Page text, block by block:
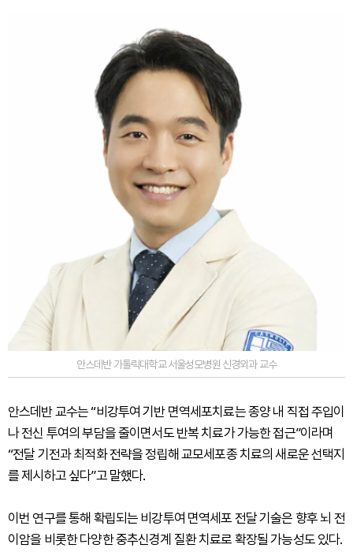
안스데반 가톨릭대학교 서울성모병원 신경외과 교수
안스데반 교수는 “비강투여 기반 면역세포치료는 종양 내 직접 주입이
나 전신 투여의 부담을 줄이면서도 반복 치료가 가능한 접근”이라며
“전달 기전과 최적화 전략을 정립해 교모세포종 치료의 새로운 선택지
를 제시하고 싶다”고 말했다.
이번 연구를 통해 확립되는 비강투여 면역세포 전달 기술은 향후 뇌 전
이암을 비롯한 다양한 중추신경계 질환 치료로 확장될 가능성도 있다.